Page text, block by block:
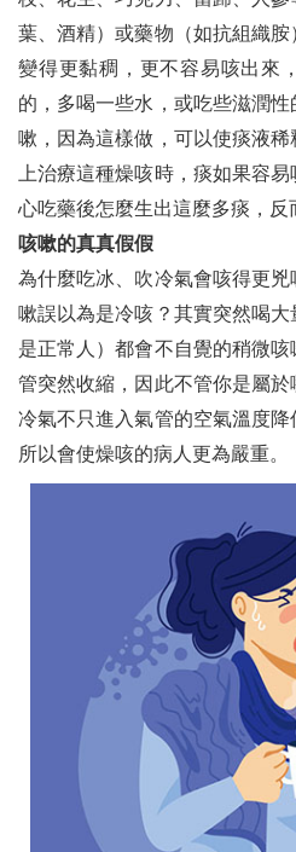
語言的保身符
發展國防工業保台灣
臺灣東方梨：一個被嚴重忽視的產業
西班牙朝聖之路Camino Francés
少年Baker「純情的青春夢」
明星咖啡館的羅宋湯
寰宇之趣 ── 土海渕峽
各社活動輯要
編輯後記
葉、酒精）或藥物（如抗組織
變得更黏稠，更不容易咳出來
的，多喝一些水，或吃些滋潤
嗽，因為這樣做，可以使痰液
上治療這種燥咳時，痰如果容
心吃藥後怎麼生出這麼多痰，反
咳嗽的真真假假
為什麼吃冰、吹冷氣會咳得更
嗽誤以為是冷咳？其實突然喝
是正常人）都會不自覺的稍微
管突然收縮，因此不管你是屬
冷氣不只進入氣管的空氣溫度降
所以會使燥咳的病人更為嚴重。